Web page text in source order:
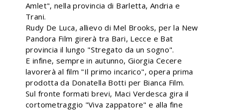
Amlet", nella provincia di Barletta, Andria e
Trani.
Rudy De Luca, allievo di Mel Brooks, per la New
Pandora Film girerà tra Bari, Lecce e Bat
provincia il lungo "Stregato da un sogno".
E infine, sempre in autunno, Giorgia Cecere
lavorerà al film "Il primo incarico", opera prima
prodotta da Donatella Botti per Bianca Film.
Sul fronte formati brevi, Maci Verdesca gira il
cortometraggio "Viva zappatore" e alla fine